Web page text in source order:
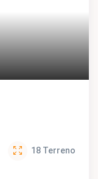
18 Terreno